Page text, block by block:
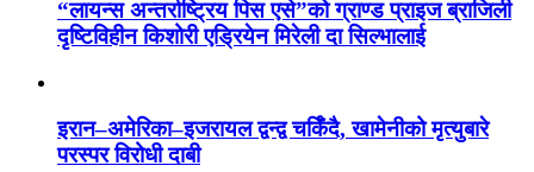
“लायन्स अन्तर्राष्ट्रिय पिस एसे”को ग्राण्ड प्राइज ब्राजिली
दृष्टिविहीन किशोरी एड्रियेन मिरेली दा सिल्भालाई
इरान–अमेरिका–इजरायल द्वन्द्व चर्किँदै, खामेनीको मृत्युबारे
परस्पर विरोधी दाबी